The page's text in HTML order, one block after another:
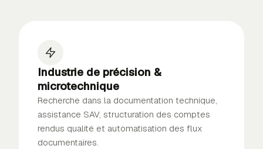
Industrie de précision &
microtechnique
Recherche dans la documentation technique,
assistance SAV, structuration des comptes
rendus qualité et automatisation des flux
documentaires.